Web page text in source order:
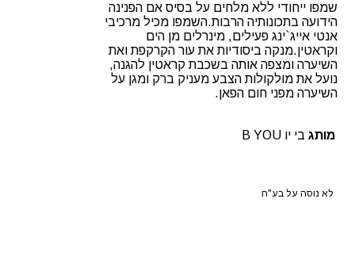
שמפו ייחודי ללא מלחים על בסיס אם הפנינה
הידועה בתכונותיה הרבות.השמפו מכיל מרכיבי
אנטי אייג`ינג פעילים, מינרלים מן הים
וקראטין.מנקה ביסודיות את עור הקרקפת ואת
השיערה ומצפה אותה בשכבת קראטין להגנה,
נועל את מולקולות הצבע מעניק ברק ומגן על
השיערה מפני חום הפאן.
מותג בי יו B YOU
לא נוסה על בע"ח